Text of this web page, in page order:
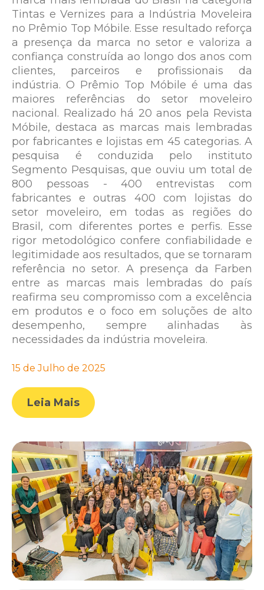
Tintas e Vernizes para a Indústria Moveleira
no Prêmio Top Móbile. Esse resultado reforça
a presença da marca no setor e valoriza a
confiança construída ao longo dos anos com
clientes, parceiros e profissionais da
indústria. O Prêmio Top Móbile é uma das
maiores referências do setor moveleiro
nacional. Realizado há 20 anos pela Revista
Móbile, destaca as marcas mais lembradas
por fabricantes e lojistas em 45 categorias. A
pesquisa é conduzida pelo instituto
Segmento Pesquisas, que ouviu um total de
800 pessoas - 400 entrevistas com
fabricantes e outras 400 com lojistas do
setor moveleiro, em todas as regiões do
Brasil, com diferentes portes e perfis. Esse
rigor metodológico confere confiabilidade e
legitimidade aos resultados, que se tornaram
referência no setor. A presença da Farben
entre as marcas mais lembradas do país
reafirma seu compromisso com a excelência
em produtos e o foco em soluções de alto
desempenho, sempre alinhadas às
necessidades da indústria moveleira.
15 de Julho de 2025
Leia Mais